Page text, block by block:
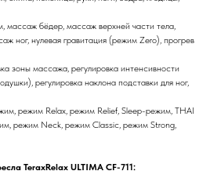
массаж бёдер, массаж верхней части тела,
ног, нулевая гравитация (режим Zero), прогрев
зоны массажа, регулировка интенсивности
регулировка наклона подставки для ног,
режим Relax, режим Relief, Sleep-режим, THAI
режим Neck, режим Classic, режим Strong,
TeraxRelax ULTIMA CF-711: